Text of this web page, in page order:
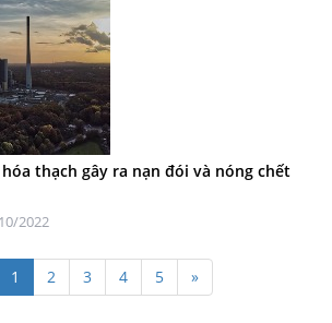
thạch gây ra nạn đói và nóng chết
2022
1 2 3 4 5 »